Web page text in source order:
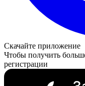
Скачайте приложение
Чтобы получить
регистрации